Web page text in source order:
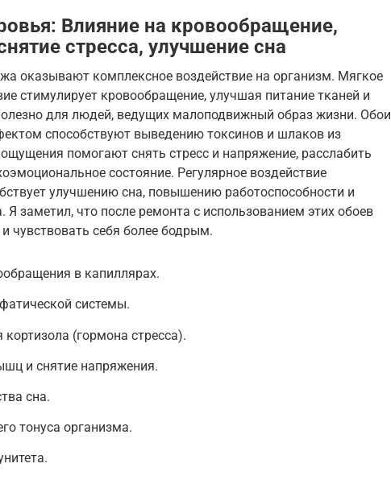
Влияние на кровообращение,
стресса, улучшение сна
оказывают комплексное воздействие на организм. Мягкое
стимулирует кровообращение, улучшая питание тканей и
для людей, ведущих малоподвижный образ жизни. Обои
способствуют выведению токсинов и шлаков из
помогают снять стресс и напряжение, расслабить
состояние. Регулярное воздействие
улучшению сна, повышению работоспособности и
заметил, что после ремонта с использованием этих обоев
чувствовать себя более бодрым.
в капиллярах.
системы.
(гормона стресса).
и снятие напряжения.
сна.
тонуса организма.